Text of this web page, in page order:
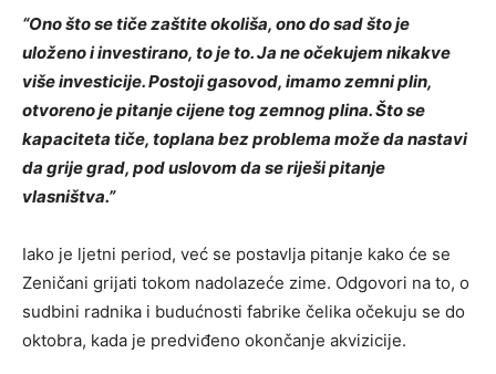
“Ono što se tiče zaštite okoliša, ono do sad što je
uloženo i investirano, to je to. Ja ne očekujem nikakve
više investicije. Postoji gasovod, imamo zemni plin,
otvoreno je pitanje cijene tog zemnog plina. Što se
kapaciteta tiče, toplana bez problema može da nastavi
da grije grad, pod uslovom da se riješi pitanje
vlasništva.”
Iako je ljetni period, već se postavlja pitanje kako će se
Zeničani grijati tokom nadolazeće zime. Odgovori na to, o
sudbini radnika i budućnosti fabrike čelika očekuju se do
oktobra, kada je predviđeno okončanje akvizicije.